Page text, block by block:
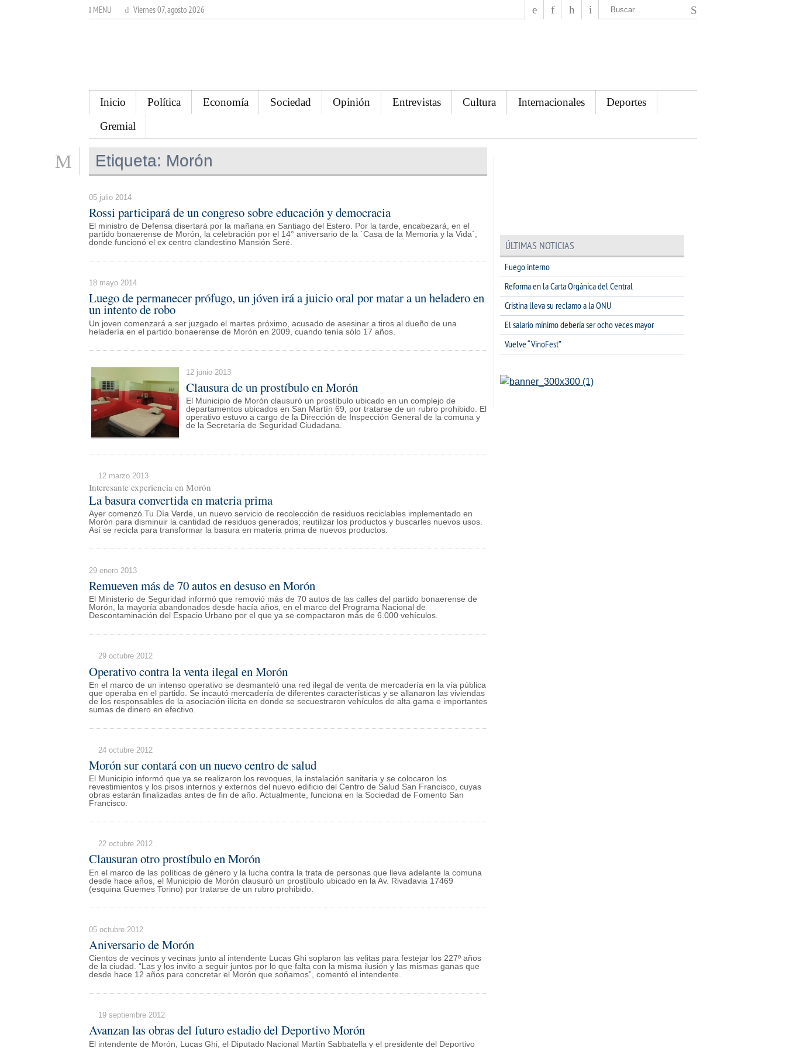
MENU Viernes 07, agosto 2026
Inicio Política Economía Sociedad Opinión Entrevistas Cultura Internacionales
Deportes
Gremial
Etiqueta: Morón
05 julio 2014
Rossi participará de un congreso sobre educación y democracia
El ministro de Defensa disertará por la mañana en Santiago del Estero. Por la tarde, encabezará, en el
partido bonaerense de Morón, la celebración por el 14° aniversario de la `Casa de la Memoria y la Vida`,
donde funcionó el ex centro clandestino Mansión Seré.
18 mayo 2014
Luego de permanecer prófugo, un jóven irá a juicio oral por matar a un heladero en
un intento de robo
Un joven comenzará a ser juzgado el martes próximo, acusado de asesinar a tiros al dueño de una
heladería en el partido bonaerense de Morón en 2009, cuando tenía sólo 17 años.
12 junio 2013
Clausura de un prostíbulo en Morón
El Municipio de Morón clausuró un prostíbulo ubicado en un complejo de
departamentos ubicados en San Martín 69, por tratarse de un rubro prohibido. El
operativo estuvo a cargo de la Dirección de Inspección General de la comuna y
de la Secretaría de Seguridad Ciudadana.
12 marzo 2013
Interesante experiencia en Morón
La basura convertida en materia prima
Ayer comenzó Tu Día Verde, un nuevo servicio de recolección de residuos reciclables implementado en
Morón para disminuir la cantidad de residuos generados; reutilizar los productos y buscarles nuevos usos.
Así se recicla para transformar la basura en materia prima de nuevos productos.
29 enero 2013
Remueven más de 70 autos en desuso en Morón
El Ministerio de Seguridad informó que removió más de 70 autos de las calles del partido bonaerense de
Morón, la mayoría abandonados desde hacía años, en el marco del Programa Nacional de
Descontaminación del Espacio Urbano por el que ya se compactaron más de 6.000 vehículos.
29 octubre 2012
Operativo contra la venta ilegal en Morón
En el marco de un intenso operativo se desmanteló una red ilegal de venta de mercadería en la vía pública
que operaba en el partido. Se incautó mercadería de diferentes características y se allanaron las viviendas
de los responsables de la asociación ilícita en donde se secuestraron vehículos de alta gama e importantes
sumas de dinero en efectivo.
24 octubre 2012
Morón sur contará con un nuevo centro de salud
El Municipio informó que ya se realizaron los revoques, la instalación sanitaria y se colocaron los
revestimientos y los pisos internos y externos del nuevo edificio del Centro de Salud San Francisco, cuyas
obras estarán finalizadas antes de fin de año. Actualmente, funciona en la Sociedad de Fomento San
Francisco.
22 octubre 2012
Clausuran otro prostíbulo en Morón
En el marco de las políticas de género y la lucha contra la trata de personas que lleva adelante la comuna
desde hace años, el Municipio de Morón clausuró un prostíbulo ubicado en la Av. Rivadavia 17469
(esquina Guemes Torino) por tratarse de un rubro prohibido.
05 octubre 2012
Aniversario de Morón
Cientos de vecinos y vecinas junto al intendente Lucas Ghi soplaron las velitas para festejar los 227º años
de la ciudad. “Las y los invito a seguir juntos por lo que falta con la misma ilusión y las mismas ganas que
desde hace 12 años para concretar el Morón que soñamos”, comentó el intendente.
19 septiembre 2012
Avanzan las obras del futuro estadio del Deportivo Morón
El intendente de Morón, Lucas Ghi, el Diputado Nacional Martín Sabbatella y el presidente del Deportivo
ÚLTIMAS NOTICIAS
Fuego interno
Reforma en la Carta Orgánica del Central
Cristina lleva su reclamo a la ONU
El salario mínimo debería ser ocho veces mayor
Vuelve “VinoFest”